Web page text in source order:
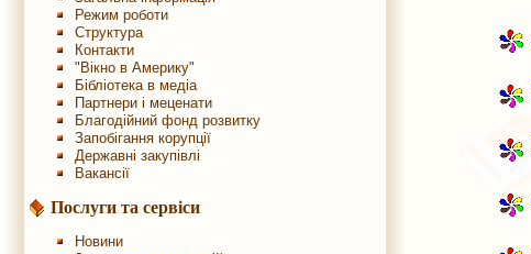
Режим роботи
Структура
Контакти
"Вікно в Америку"
Бібліотека в медіа
Партнери і меценати
Благодійний фонд розвитку
Запобігання корупції
Державні закупівлі
Вакансії
Послуги та сервіси
Новини